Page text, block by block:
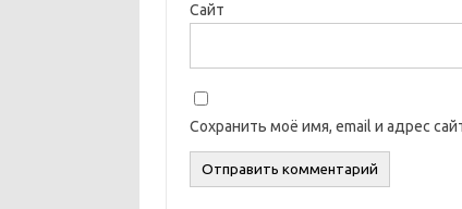
Сайт
Сохранить моё имя, email и адрес